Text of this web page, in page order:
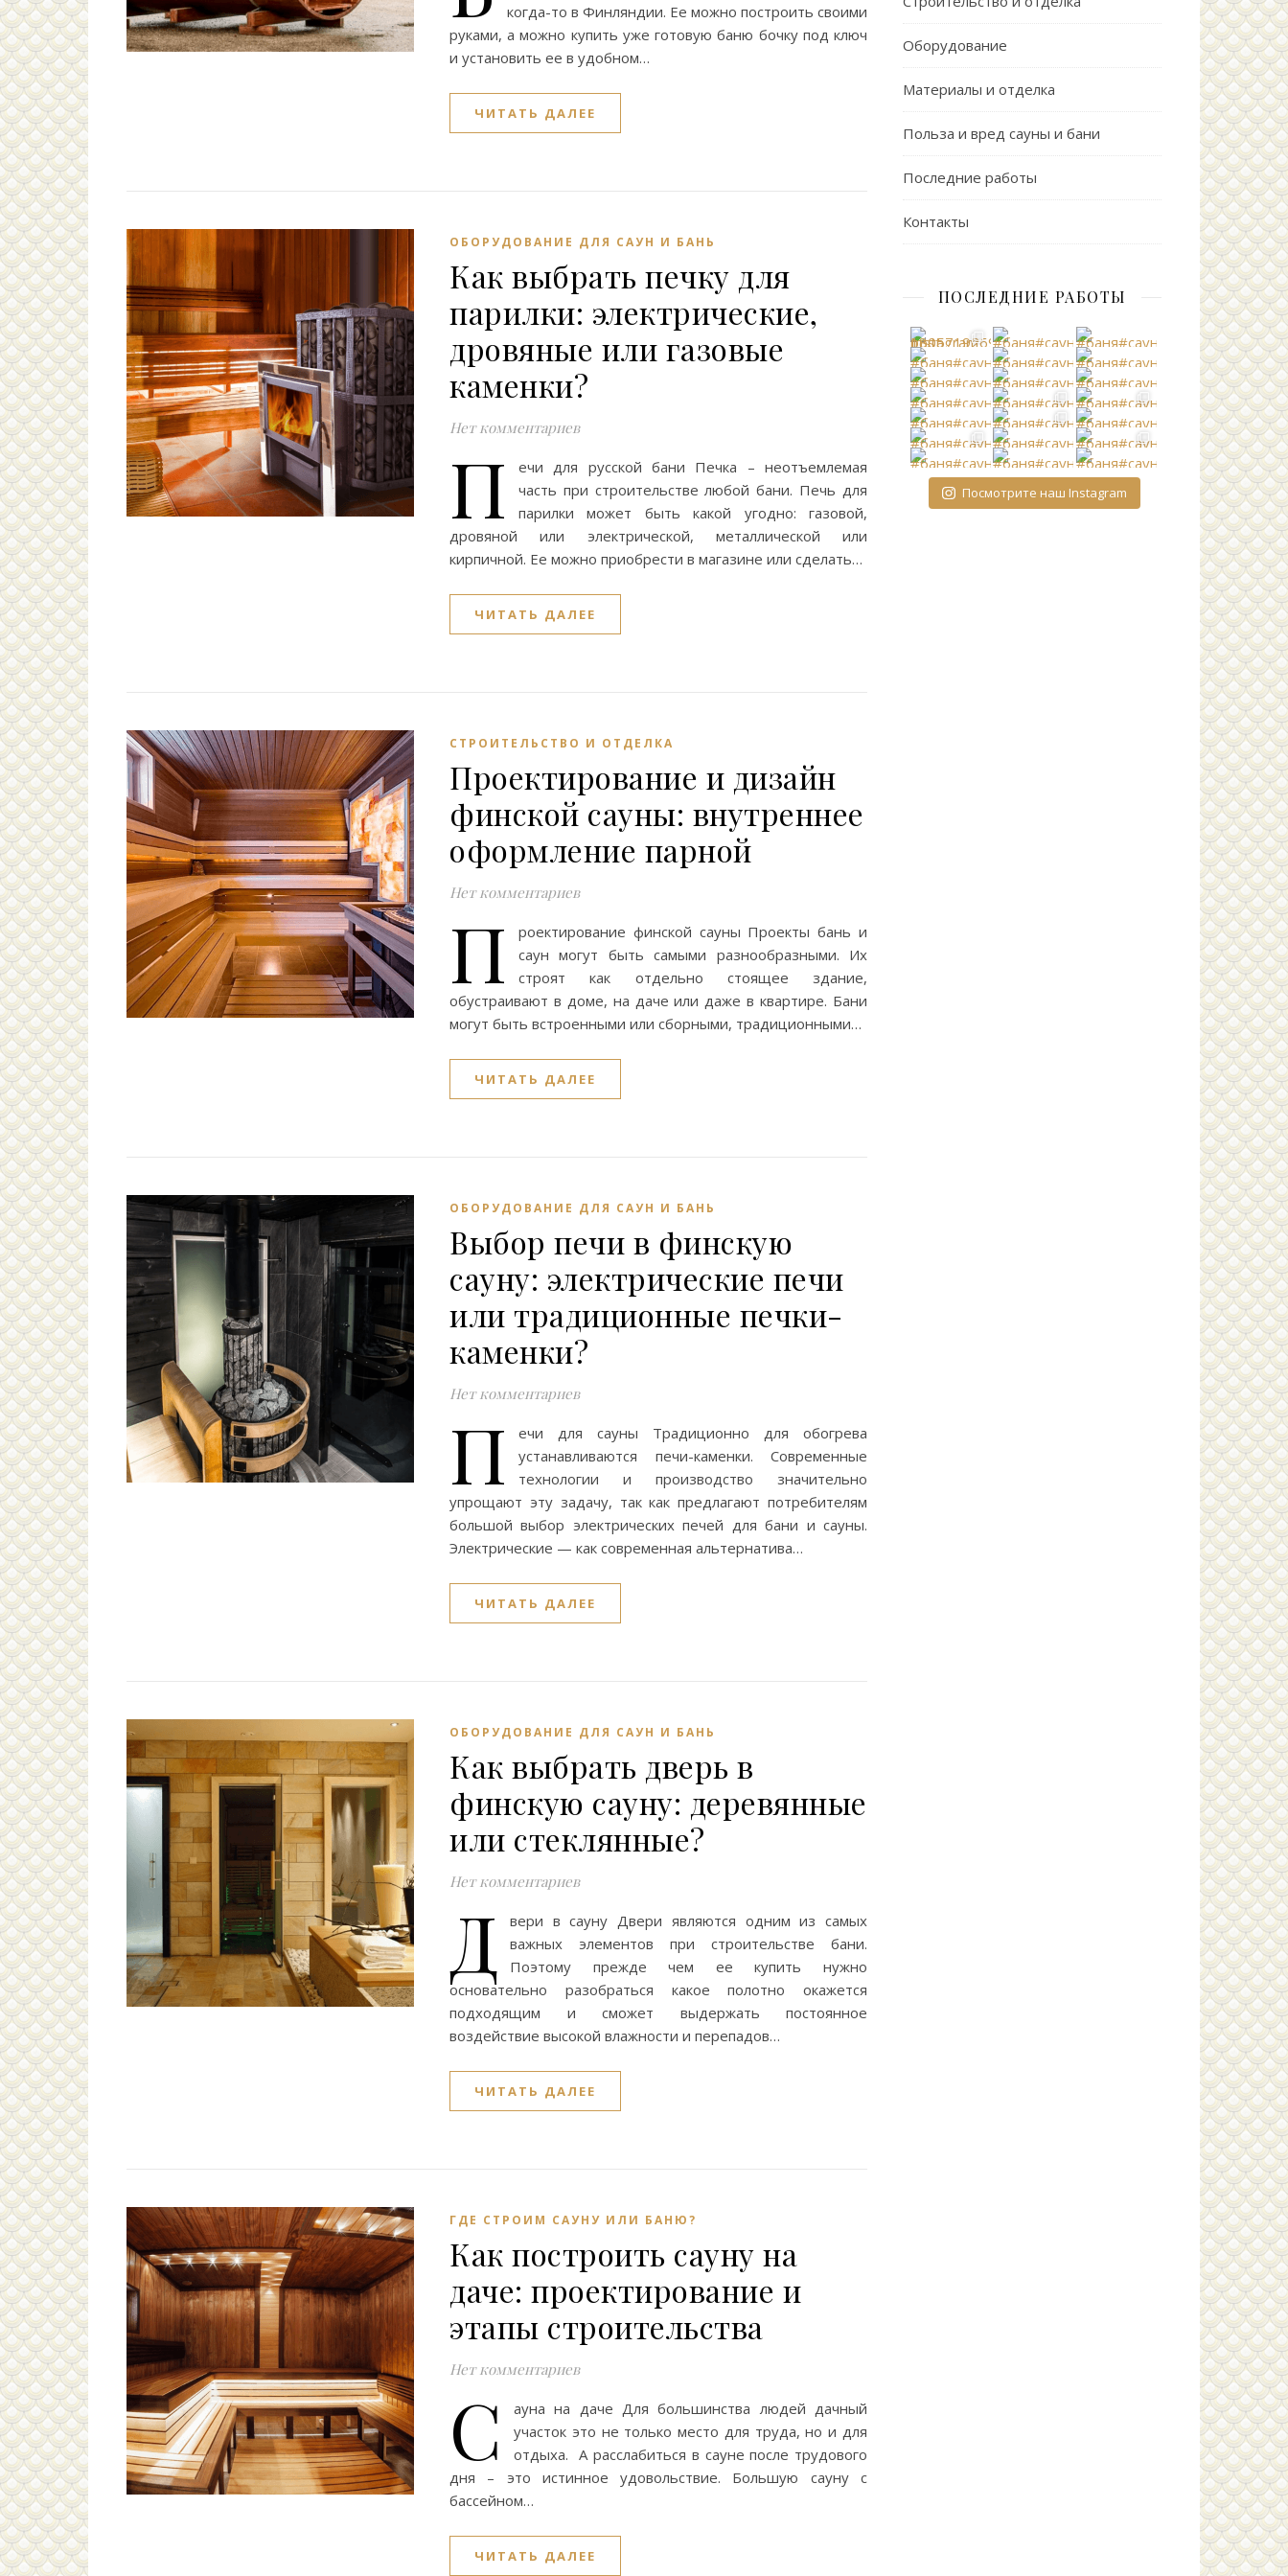
когда-то в Финляндии. Ее можно построить своими
руками, а можно купить уже готовую баню бочку под ключ
и установить ее в удобном…
ЧИТАТЬ ДАЛЕЕ
ОБОРУДОВАНИЕ ДЛЯ САУН И БАНЬ
Как выбрать печку для
парилки: электрические,
дровяные или газовые
каменки?
Нет комментариев
П
ечи для русской бани Печка – неотъемлемая
часть при строительстве любой бани. Печь для
парилки может быть какой угодно: газовой,
дровяной или электрической, металлической или
кирпичной. Ее можно приобрести в магазине или сделать…
ЧИТАТЬ ДАЛЕЕ
СТРОИТЕЛЬСТВО И ОТДЕЛКА
Проектирование и дизайн
финской сауны: внутреннее
оформление парной
Нет комментариев
П
роектирование финской сауны Проекты бань и
саун могут быть самыми разнообразными. Их
строят как отдельно стоящее здание,
обустраивают в доме, на даче или даже в квартире. Бани
могут быть встроенными или сборными, традиционными…
ЧИТАТЬ ДАЛЕЕ
ОБОРУДОВАНИЕ ДЛЯ САУН И БАНЬ
Выбор печи в финскую
сауну: электрические печи
или традиционные печки-
каменки?
Нет комментариев
П
ечи для сауны Традиционно для обогрева
устанавливаются печи-каменки. Современные
технологии и производство значительно
упрощают эту задачу, так как предлагают потребителям
большой выбор электрических печей для бани и сауны.
Электрические — как современная альтернатива…
ЧИТАТЬ ДАЛЕЕ
ОБОРУДОВАНИЕ ДЛЯ САУН И БАНЬ
Как выбрать дверь в
финскую сауну: деревянные
или стеклянные?
Нет комментариев
Д
вери в сауну Двери являются одним из самых
важных элементов при строительстве бани.
Поэтому прежде чем ее купить нужно
основательно разобраться какое полотно окажется
подходящим и сможет выдержать постоянное
воздействие высокой влажности и перепадов…
ЧИТАТЬ ДАЛЕЕ
ГДЕ СТРОИМ САУНУ ИЛИ БАНЮ?
Как построить сауну на
даче: проектирование и
этапы строительства
Нет комментариев
С
ауна на даче Для большинства людей дачный
участок это не только место для труда, но и для
отдыха. А расслабиться в сауне после трудового
дня – это истинное удовольствие. Большую сауну с
бассейном…
ЧИТАТЬ ДАЛЕЕ
Оборудование
Материалы и отделка
Польза и вред сауны и бани
Последние работы
Контакты
ПОСЛЕДНИЕ РАБОТЫ
Посмотрите наш Instagram